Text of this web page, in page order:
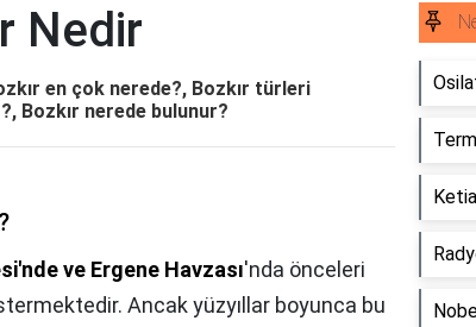
Nedir
en çok nerede?, Bozkır türleri
Bozkır nerede bulunur?
ve Ergene Havzası'nda önceleri
Ancak yüzyıllar boyunca bu